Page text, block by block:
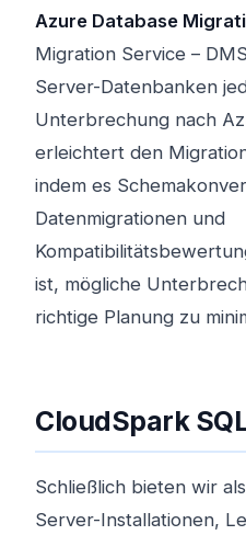
Azure Database
Migration Service –
Server-Datenbanken
Unterbrechung nach
erleichtert den
indem es
Datenmigrationen und
ist, mögliche
richtige Planung zu
CloudSpark
Schließlich bieten wir
Server-Installationen,